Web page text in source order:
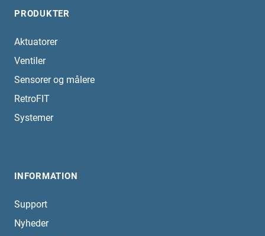
PRODUKTER
Aktuatorer
Ventiler
Sensorer og målere
RetroFIT
Systemer
INFORMATION
Support
Nyheder